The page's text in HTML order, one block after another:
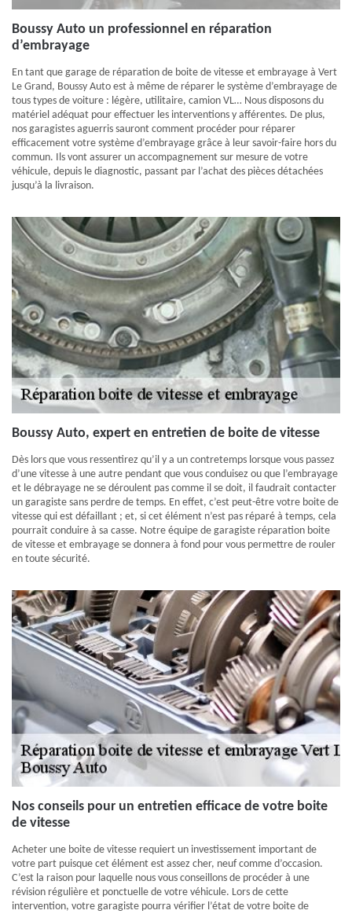
Boussy Auto un professionnel en réparation
d’embrayage
En tant que garage de réparation de boite de vitesse et embrayage à Vert
Le Grand, Boussy Auto est à même de réparer le système d’embrayage de
tous types de voiture : légère, utilitaire, camion VL… Nous disposons du
matériel adéquat pour effectuer les interventions y afférentes. De plus,
nos garagistes aguerris sauront comment procéder pour réparer
efficacement votre système d’embrayage grâce à leur savoir-faire hors du
commun. Ils vont assurer un accompagnement sur mesure de votre
véhicule, depuis le diagnostic, passant par l’achat des pièces détachées
jusqu’à la livraison.
Boussy Auto, expert en entretien de boite de vitesse
Dès lors que vous ressentirez qu’il y a un contretemps lorsque vous passez
d’une vitesse à une autre pendant que vous conduisez ou que l’embrayage
et le débrayage ne se déroulent pas comme il se doit, il faudrait contacter
un garagiste sans perdre de temps. En effet, c’est peut-être votre boite de
vitesse qui est défaillant ; et, si cet élément n’est pas réparé à temps, cela
pourrait conduire à sa casse. Notre équipe de garagiste réparation boite
de vitesse et embrayage se donnera à fond pour vous permettre de rouler
en toute sécurité.
Nos conseils pour un entretien efficace de votre boite
de vitesse
Acheter une boite de vitesse requiert un investissement important de
votre part puisque cet élément est assez cher, neuf comme d’occasion.
C’est la raison pour laquelle nous vous conseillons de procéder à une
révision régulière et ponctuelle de votre véhicule. Lors de cette
intervention, votre garagiste pourra vérifier l’état de votre boite de